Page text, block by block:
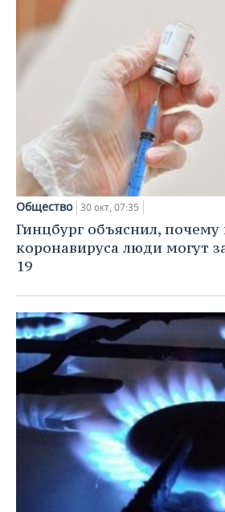
Общество 30 окт, 07:35
Гинцбург объяснил,
коронавируса люди могут
19